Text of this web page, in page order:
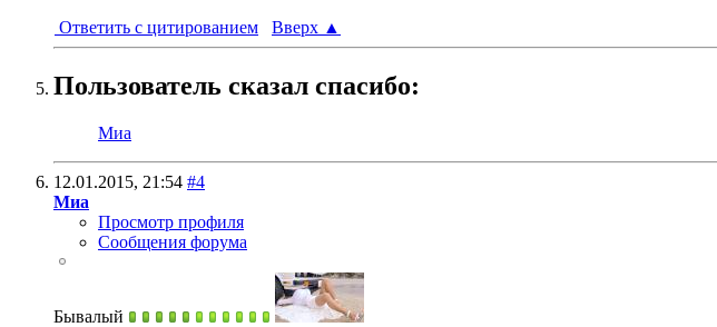
Ответить с цитированием
Вверх ▲
Пользователь сказал cпасибо:
Миа
12.01.2015, 21:54 #4
Миа
Просмотр профиля
Сообщения форума
Бывалый